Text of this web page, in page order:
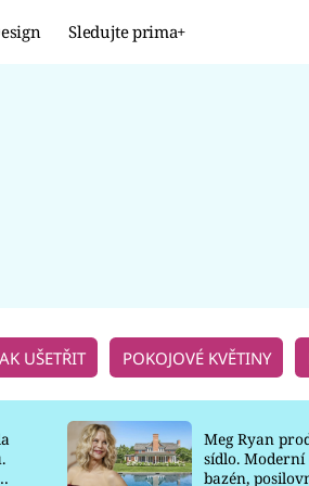
Sledujte prima+
UŠETŘIT POKOJOVÉ KVĚTINY
Meg Ryan
sídlo.
bazén,